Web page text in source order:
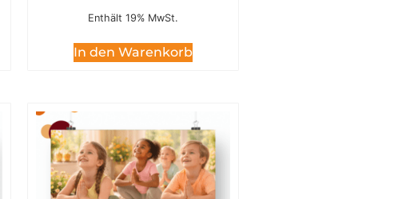
Enthält 19% MwSt.
In den Warenkorb